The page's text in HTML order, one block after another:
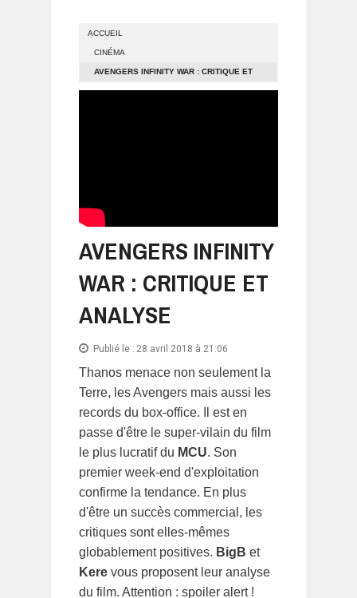
ACCUEIL
CINÉMA
AVENGERS INFINITY WAR : CRITIQUE ET
ANALYSE
AVENGERS INFINITY
WAR : CRITIQUE ET
ANALYSE
Publié le : 28 avril 2018 à 21:06
Thanos menace non seulement la
Terre, les Avengers mais aussi les
records du box-office. Il est en
passe d'être le super-vilain du film
le plus lucratif du MCU. Son
premier week-end d'exploitation
confirme la tendance. En plus
d'être un succès commercial, les
critiques sont elles-mêmes
globablement positives. BigB et
Kere vous proposent leur analyse
du film. Attention : spoiler alert !